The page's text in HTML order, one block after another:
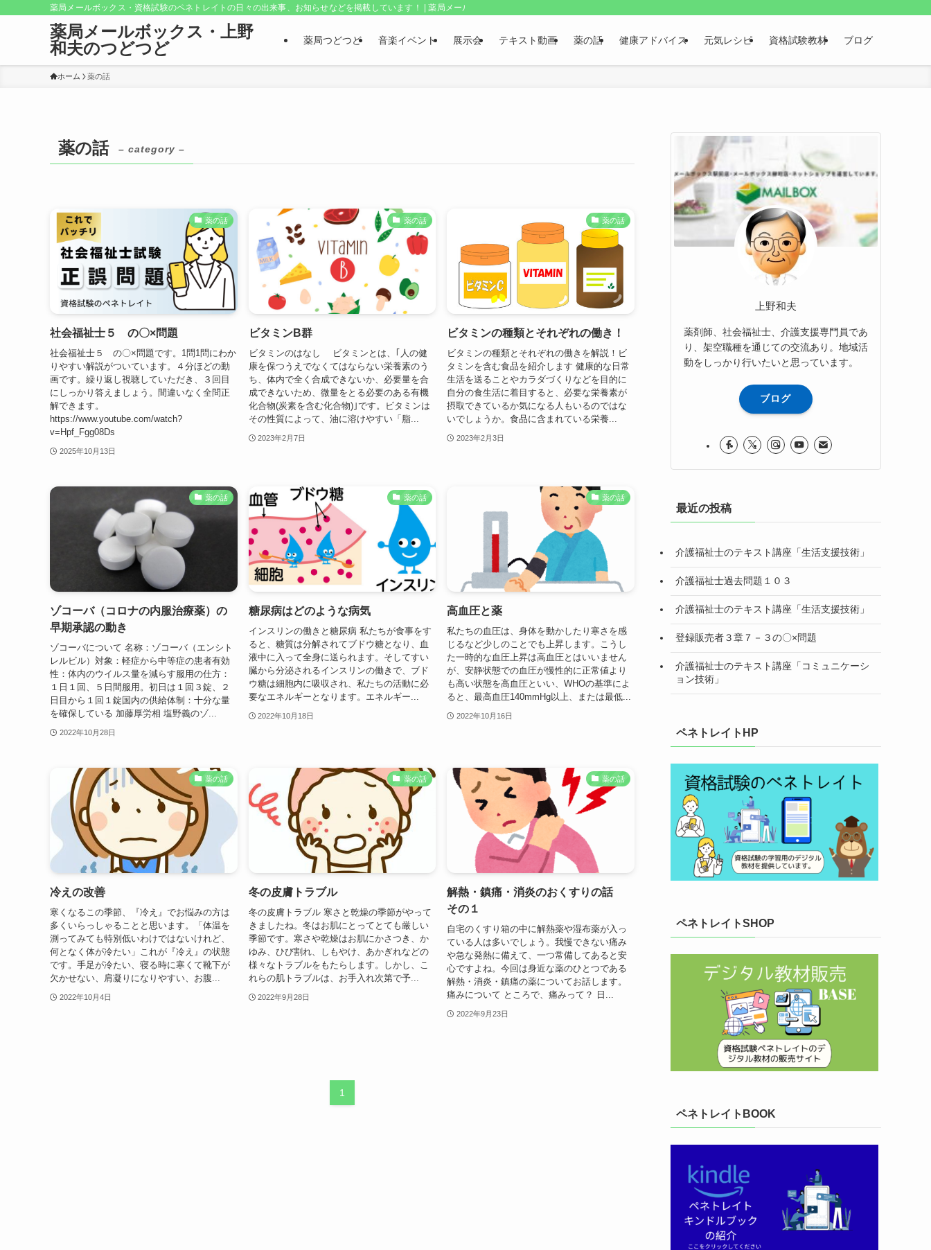
薬局メールボックス・資格試験のペネトレイトの日々の出来事、お知らせなどを掲載しています！ | 薬局メールボックス・上野和夫のつどつど
薬局メールボックス・上野
和夫のつどつど
薬局つどつど 音楽イベント 展示会 テキスト動画 薬の話 健康アドバイス 元気レシピ 資格試験教材 ブログ
ホーム 薬の話
薬の話 – category –
薬の話
社会福祉士５ の〇×問題
社会福祉士５ の〇×問題です。1問1問にわか
りやすい解説がついています。４分ほどの動
画です。繰り返し視聴していただき、３回目
にしっかり答えましょう。間違いなく全問正
解できます。
https://www.youtube.com/watch?
v=Hpf_Fgg08Ds
2025年10月13日
薬の話
ビタミンB群
ビタミンのはなし ビタミンとは、｢人の健
康を保つうえでなくてはならない栄養素のう
ち、体内で全く合成できないか、必要量を合
成できないため、微量をとる必要のある有機
化合物(炭素を含む化合物)｣です。ビタミンは
その性質によって、油に溶けやすい「脂...
2023年2月7日
薬の話
ビタミンの種類とそれぞれの働き！
ビタミンの種類とそれぞれの働きを解説！ビ
タミンを含む食品を紹介します 健康的な日常
生活を送ることやカラダづくりなどを目的に
自分の食生活に着目すると、必要な栄養素が
摂取できているか気になる人もいるのではな
いでしょうか。食品に含まれている栄養...
2023年2月3日
薬の話
ゾコーバ（コロナの内服治療薬）の
早期承認の動き
ゾコーバについて 名称：ゾコーバ（エンシト
レルビル）対象：軽症から中等症の患者有効
性：体内のウイルス量を減らす服用の仕方：
１日１回、５日間服用。初日は１回３錠、２
日目から１回１錠国内の供給体制：十分な量
を確保している 加藤厚労相 塩野義のゾ...
2022年10月28日
薬の話
糖尿病はどのような病気
インスリンの働きと糖尿病 私たちが食事をす
ると、糖質は分解されてブドウ糖となり、血
液中に入って全身に送られます。そしてすい
臓から分泌されるインスリンの働きで、ブド
ウ糖は細胞内に吸収され、私たちの活動に必
要なエネルギーとなります。エネルギー...
2022年10月18日
薬の話
高血圧と薬
私たちの血圧は、身体を動かしたり寒さを感
じるなど少しのことでも上昇します。こうし
た一時的な血圧上昇は高血圧とはいいません
が、安静状態での血圧が慢性的に正常値より
も高い状態を高血圧といい、WHOの基準によ
ると、最高血圧140mmHg以上、または最低...
2022年10月16日
薬の話
冷えの改善
寒くなるこの季節、『冷え』でお悩みの方は
多くいらっしゃることと思います。「体温を
測ってみても特別低いわけではないけれど、
何となく体が冷たい」これが『冷え』の状態
です。手足が冷たい、寝る時に寒くて靴下が
欠かせない、肩凝りになりやすい、お腹...
2022年10月4日
薬の話
冬の皮膚トラブル
冬の皮膚トラブル 寒さと乾燥の季節がやって
きましたね。冬はお肌にとってとても厳しい
季節です。寒さや乾燥はお肌にかさつき、か
ゆみ、ひび割れ、しもやけ、あかぎれなどの
様々なトラブルをもたらします。しかし、こ
れらの肌トラブルは、お手入れ次第で予...
2022年9月28日
薬の話
解熱・鎮痛・消炎のおくすりの話
その１
自宅のくすり箱の中に解熱薬や湿布薬が入っ
ている人は多いでしょう。我慢できない痛み
や急な発熱に備えて、一つ常備してあると安
心ですよね。今回は身近な薬のひとつである
解熱・消炎・鎮痛の薬についてお話します。
痛みについて ところで、痛みって？ 日...
2022年9月23日
1
上野和夫
薬剤師、社会福祉士、介護支援専門員であ
り、架空職種を通じての交流あり。地域活
動をしっかり行いたいと思っています。
ブログ
最近の投稿
介護福祉士のテキスト講座「生活支援技術」
介護福祉士過去問題１０３
介護福祉士のテキスト講座「生活支援技術」
登録販売者３章７－３の〇×問題
介護福祉士のテキスト講座「コミュニケーシ
ョン技術」
ペネトレイトHP
ペネトレイトSHOP
ペネトレイトBOOK